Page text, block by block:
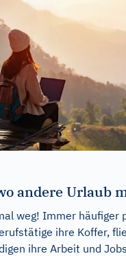
andere Urlaub
weg! Immer häufiger
ihre Koffer,
ihre Arbeit und